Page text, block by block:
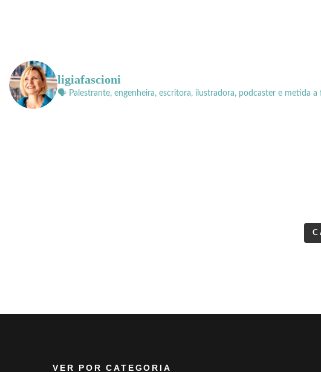
ligiafascioni
🗣 Palestrante, engenheira, escritora, ilustradora, podcaster e metida a
VER POR CATEGORIA